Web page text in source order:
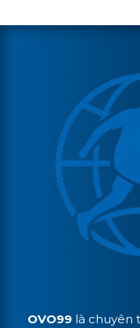
OVO99 là chuyên